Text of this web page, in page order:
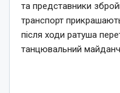
та представники
транспорт
після ходи ратуша
танцювальний